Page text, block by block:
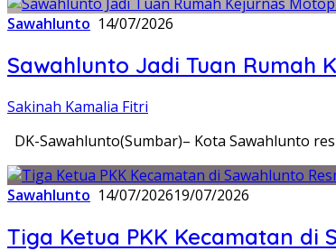
Sawahlunto 14/07/2026
Sawahlunto Jadi Tuan Rumah
Sakinah Kamalia Fitri
DK-Sawahlunto(Sumbar)– Kota Sawahlunto
Sawahlunto 14/07/202619/07/2026
Tiga Ketua PKK Kecamatan di